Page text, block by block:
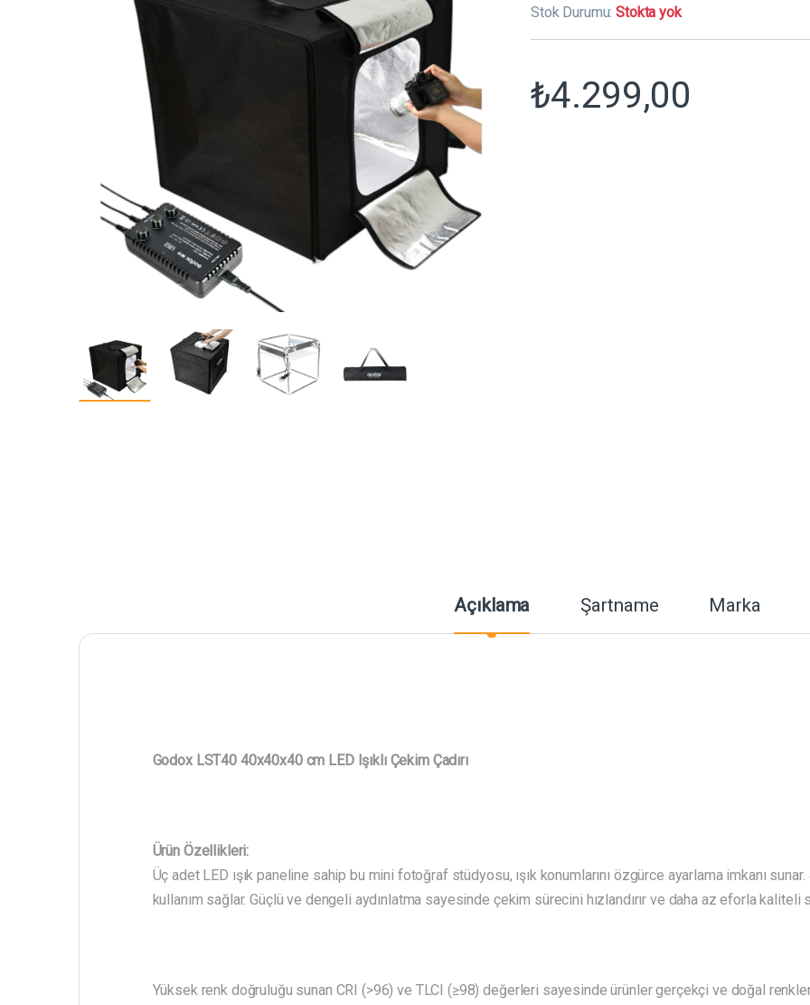
Stok Durumu:Stokta yok
₺4.299,00
Açıklama Şartname Marka
Godox LST40 40x40x40 cm LED Işıklı Çekim Çadırı
Ürün Özellikleri:
Üç adet LED ışık paneline sahip bu mini fotoğraf stüdyosu, ışık konumlarını özgürce ayarlama imkanı
kullanım sağlar. Güçlü ve dengeli aydınlatma sayesinde çekim sürecini hızlandırır ve daha az eforla kaliteli
Yüksek renk doğruluğu sunan CRI (>96) ve TLCI (≥98) değerleri sayesinde ürünler gerçekçi ve doğal